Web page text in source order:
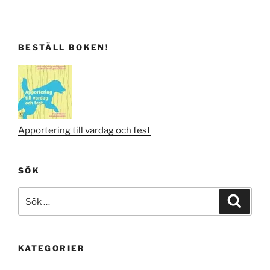
BESTÄLL BOKEN!
Apportering till vardag och fest
SÖK
efter:
KATEGORIER